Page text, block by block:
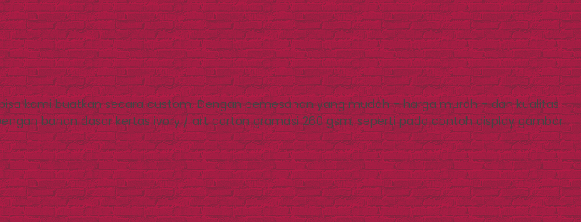
kami buatkan secara custom. Dengan pemesanan yang mudah – harga murah – dan kualitas
bahan dasar kertas ivory / art carton gramasi 260 gsm, seperti pada contoh display gambar